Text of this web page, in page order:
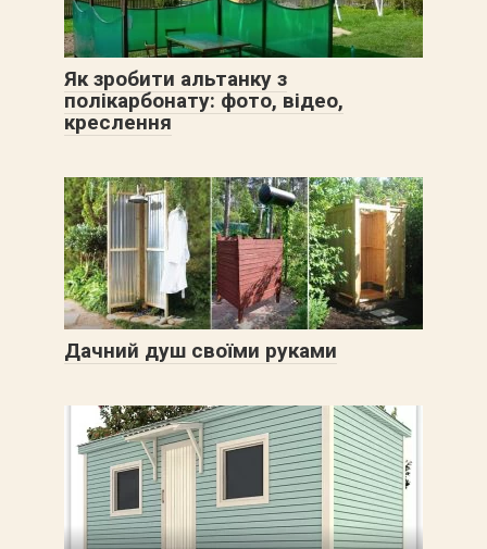
Як зробити альтанку з
полікарбонату: фото, відео,
креслення
Дачний душ своїми руками